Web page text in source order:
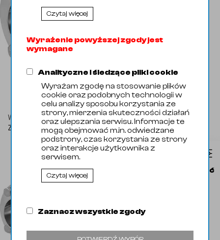
Wszystko / / Pozostałe zawory🡐 /
Zawór kulowy🡒
Dostępność
Czytaj więcej
Wyrażenie powyższej zgody jest
wymagane
Analityczne i śledzące pliki cookie
Wyrażam zgodę na stosowanie plików
cookie oraz podobnych technologii w
celu analizy sposobu korzystania ze
strony, mierzenia skuteczności działań
oraz ulepszania serwisu. Informacje te
mogą obejmować m.in. odwiedzane
podstrony, czas korzystania ze strony
oraz interakcje użytkownika z
serwisem.
Czytaj więcej
Zaznacz wszystkie zgody